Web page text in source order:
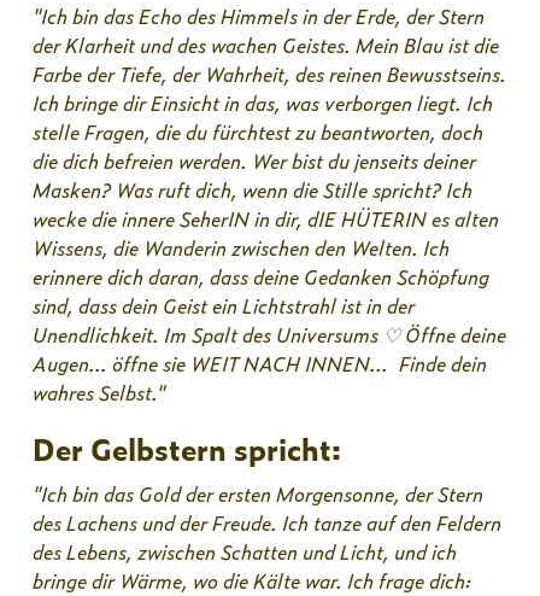
"Ich bin das Echo des Himmels in der Erde, der Stern
der Klarheit und des wachen Geistes. Mein Blau ist die
Farbe der Tiefe, der Wahrheit, des reinen Bewusstseins.
Ich bringe dir Einsicht in das, was verborgen liegt. Ich
stelle Fragen, die du fürchtest zu beantworten, doch
die dich befreien werden. Wer bist du jenseits deiner
Masken? Was ruft dich, wenn die Stille spricht? Ich
wecke die innere SeherIN in dir, dIE HÜTERIN es alten
Wissens, die Wanderin zwischen den Welten. Ich
erinnere dich daran, dass deine Gedanken Schöpfung
sind, dass dein Geist ein Lichtstrahl ist in der
Unendlichkeit. Im Spalt des Universums ♡ Öffne deine
Augen... öffne sie WEIT NACH INNEN... Finde dein
wahres Selbst."
Der Gelbstern spricht:
"Ich bin das Gold der ersten Morgensonne, der Stern
des Lachens und der Freude. Ich tanze auf den Feldern
des Lebens, zwischen Schatten und Licht, und ich
bringe dir Wärme, wo die Kälte war. Ich frage dich: